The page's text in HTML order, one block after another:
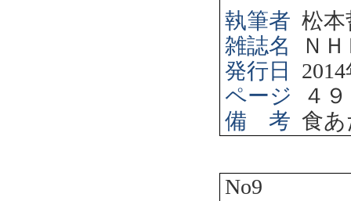
執筆者 松本
雑誌名
Ｎ
発行日
2014
ページ
４
備 考 食あ
No9